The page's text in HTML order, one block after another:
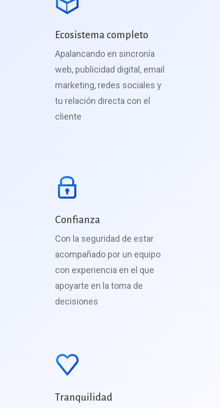
Ecosistema completo
Apalancando en sincronía
web, publicidad digital, email
marketing, redes sociales y
tu relación directa con el
cliente
Confianza
Con la seguridad de estar
acompañado por un equipo
con experiencia en el que
apoyarte en la toma de
decisiones
Tranquilidad